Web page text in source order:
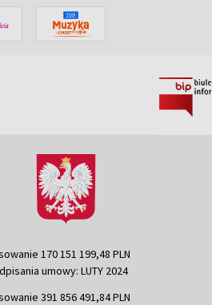
170 151 199,48 PLN
umowy: LUTY 2024
391 856 491,84 PLN